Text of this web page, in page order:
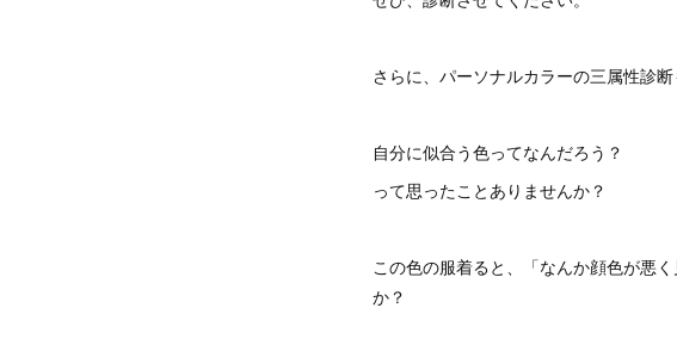
さらに、パーソナルカラーの三属性診断
自分に似合う色ってなんだろう？
って思ったことありませんか？
この色の服着ると、「なんか顔色が悪
か？